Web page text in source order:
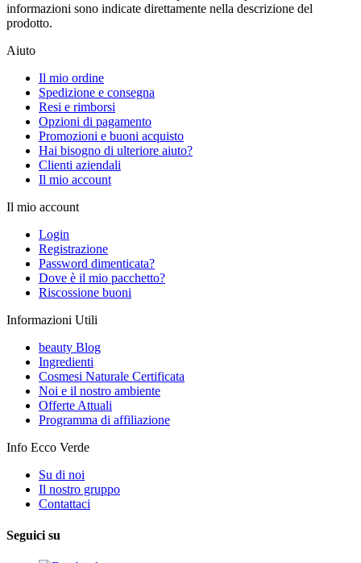
informazioni sono indicate direttamente nella descrizione del
prodotto.
Aiuto
Il mio ordine
Spedizione e consegna
Resi e rimborsi
Opzioni di pagamento
Promozioni e buoni acquisto
Hai bisogno di ulteriore aiuto?
Clienti aziendali
Il mio account
Il mio account
Login
Registrazione
Password dimenticata?
Dove è il mio pacchetto?
Riscossione buoni
Informazioni Utili
beauty Blog
Ingredienti
Cosmesi Naturale Certificata
Noi e il nostro ambiente
Offerte Attuali
Programma di affiliazione
Info Ecco Verde
Su di noi
Il nostro gruppo
Contattaci
Seguici su